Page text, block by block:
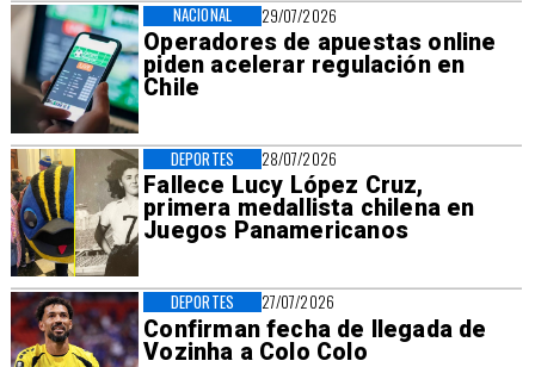
29/07/2026
Operadores de apuestas online
piden acelerar regulación en
Chile
NACIONAL
28/07/2026
Fallece Lucy López Cruz,
primera medallista chilena en
Juegos Panamericanos
DEPORTES
27/07/2026
Confirman fecha de llegada de
Vozinha a Colo Colo
DEPORTES